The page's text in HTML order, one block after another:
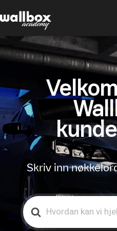
Skriv inn
Search
For